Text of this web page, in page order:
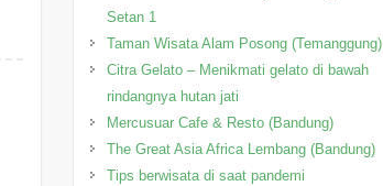
Setan 1
Taman Wisata Alam Posong (Temanggung)
Citra Gelato – Menikmati gelato di bawah
rindangnya hutan jati
Mercusuar Cafe & Resto (Bandung)
The Great Asia Africa Lembang (Bandung)
Tips berwisata di saat pandemi